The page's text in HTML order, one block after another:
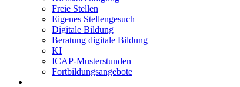
Freie Stellen
Eigenes Stellengesuch
Digitale Bildung
Beratung digitale Bildung
KI
ICAP-Musterstunden
Fortbildungsangebote